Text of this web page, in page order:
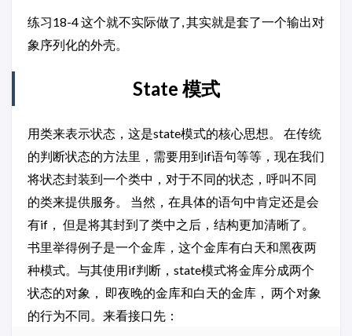
练习18-4 这个就不实际做了, 其实就是套了一个输出对
象序列化的外壳。
State 模式
用类来表示状态，这是state模式的核心思想。 在传统
的判断状态的方法里，需要用到if语句等等，现在我们
将状态封装到一个类中，对于不同的状态，呼叫不同
的类来提供服务。 当然，在具体的语句中肯定还是会
有if， 但是将其封到了类中之后，结构更加清晰了。
书里举得例子是一个金库，这个金库有白天和黑夜两
种模式。与其使用if判断，state模式将金库分成两个
状态的对象， 即夜晚的金库和白天的金库， 两个对象
的行为不同。来看接口先：